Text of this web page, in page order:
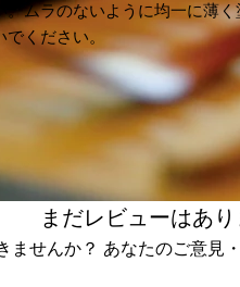
。ムラのないように均一に薄く
ください。
まだレビューはあ
ませんか？ あなたのご意見